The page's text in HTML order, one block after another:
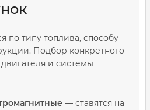
по типу топлива, способу
Подбор конкретного
и системы
— ставятся на